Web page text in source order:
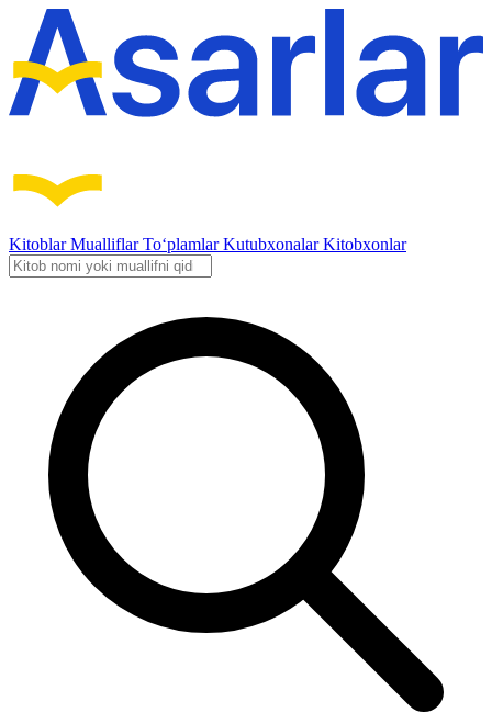
KitoblarMualliflarTo‘plamlarKutubxonalarKitobxonlar